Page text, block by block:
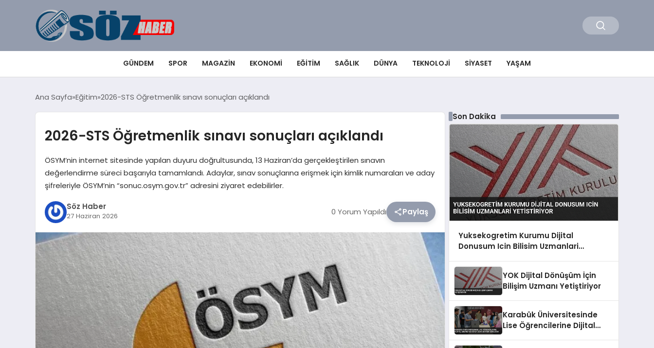
GÜNDEM SPOR MAGAZIN EKONOMI EĞITIM SAĞLIK DÜNYA TEKNOLOJI SIYASET YAŞAM
Ana Sayfa Eğitim 2026-STS Öğretmenlik sınavı sonuçları açıklandı
2026-STS Öğretmenlik sınavı sonuçları açıklandı
ÖSYM’nin internet sitesinde yapılan duyuru doğrultusunda, 13 Haziran’da gerçekleştirilen sınavın
değerlendirme süreci başarıyla tamamlandı. Adaylar, sınav sonuçlarına erişmek için kimlik numaraları ve aday
şifreleriyle ÖSYM’nin “sonuc.osym.gov.tr” adresini ziyaret edebilirler.
Söz Haber
27 Haziran 2026 0 Yorum Yapıldı Paylaş
Son Dakika
Yuksekogretim Kurumu Dijital
Donusum Icin Bilisim Uzmanlari
YOK Dijital Dönüşüm İçin
Bilişim Uzmanı Yetiştiriyor
Karabük Üniversitesinde
Lise Öğrencilerine Dijital